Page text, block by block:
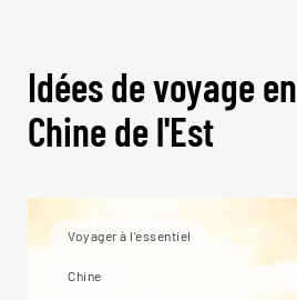
Idées de voyage en
Chine de l'Est
Voyager à l’essentiel
Chine